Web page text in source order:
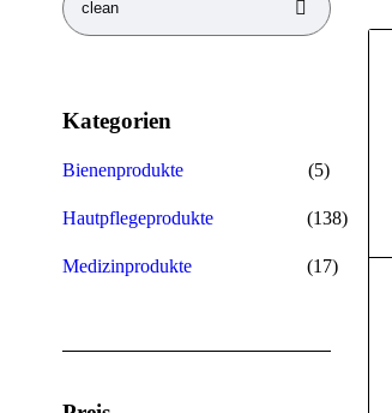
Kategorien
Bienenprodukte (5)
Hautpflegeprodukte (138)
Medizinprodukte (17)